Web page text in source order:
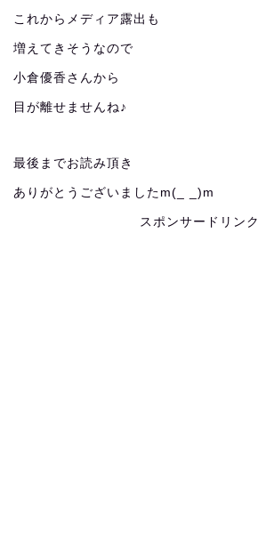
これからメディア露出も
増えてきそうなので
小倉優香さんから
目が離せませんね♪
最後までお読み頂き
ありがとうございましたm(_ _)m
スポンサードリンク